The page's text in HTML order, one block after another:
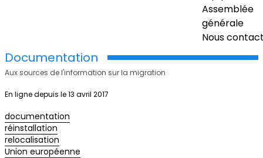
Assemblée
générale
Nous
Documentation
Aux sources de l'information sur la migration
En ligne depuis le 13 avril 2017
documentation
réinstallation
relocalisation
Union européenne